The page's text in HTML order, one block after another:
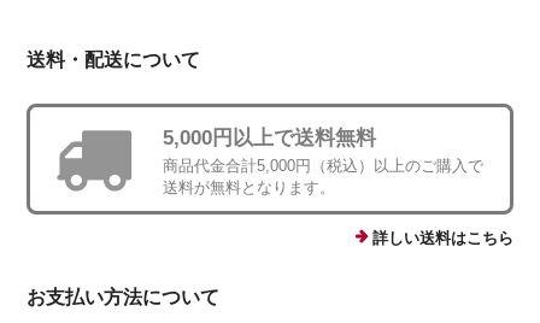
送料・配送について
5,000円以上で送料無料
商品代金合計5,000円（税込）以上のご購入で
送料が無料となります。
詳しい送料はこちら
お支払い方法について